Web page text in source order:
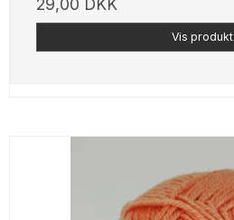
Vis produkt